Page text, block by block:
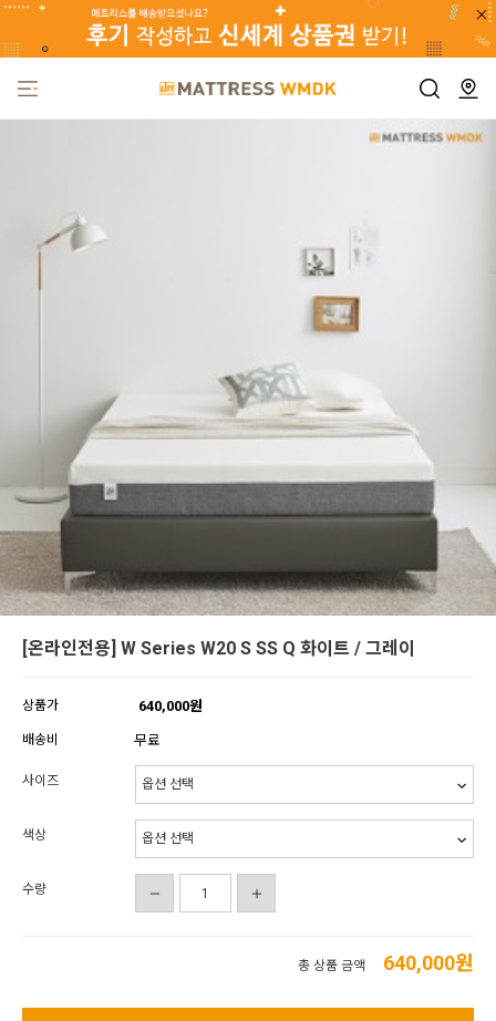
[온라인전용] W Series W20 S SS Q 화이트 / 그레이
상품가 640,000원
배송비 무료
사이즈
색상
수량
총 상품 금액 640,000원